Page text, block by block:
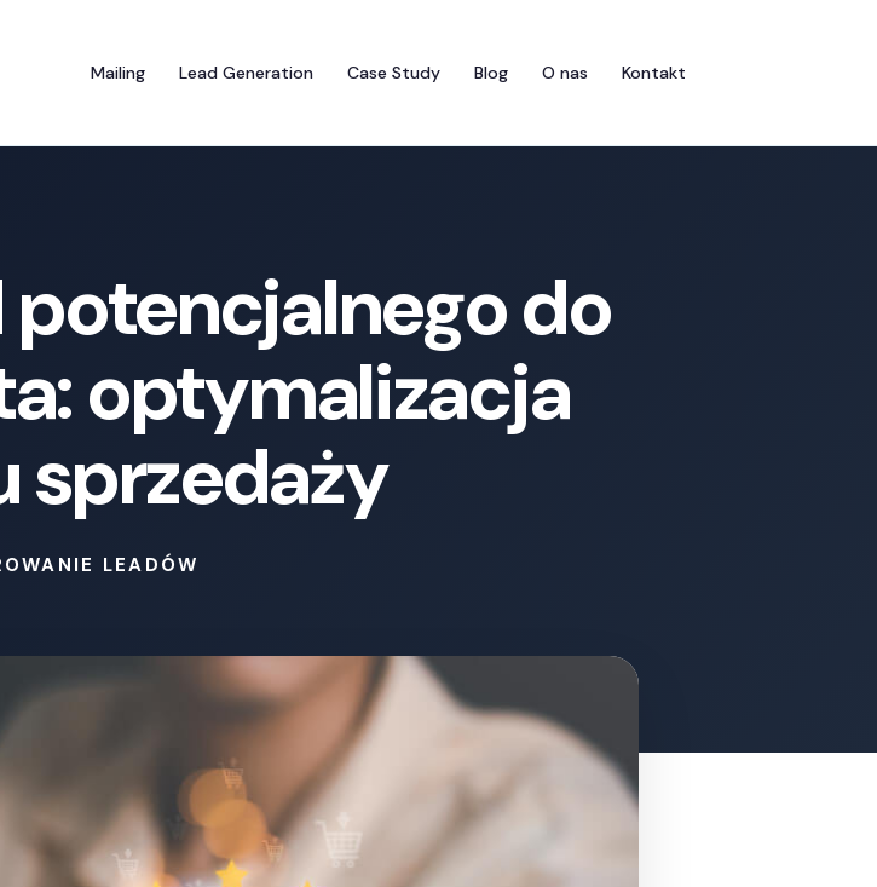
Mailing Lead Generation Case Study Blog O nas Kontakt
do
optymalizacja
sprzedaży
LEADÓW